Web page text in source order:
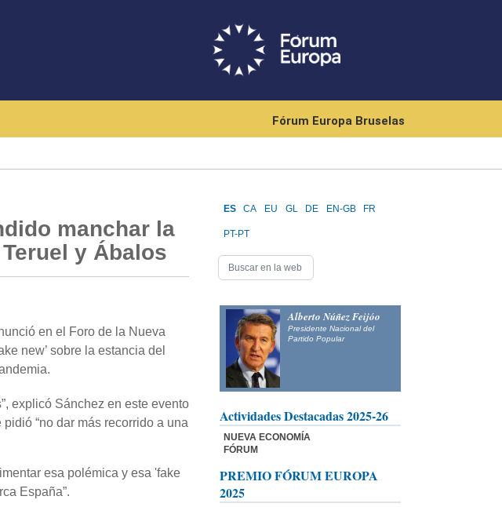
Fórum Europa Bruselas
manchar la
y Ábalos
en el Foro de la Nueva
new’ sobre la estancia del
explicó Sánchez en este evento
“no dar más recorrido a una
esa polémica y esa 'fake
España”.
ES CA EU GL DE EN-GB FR
PT-PT
Alberto Núñez Feijóo
Presidente Nacional del
Partido Popular
Actividades Destacadas 2025-26
NUEVA ECONOMÍA
FÓRUM
PREMIO FÓRUM EUROPA
2025